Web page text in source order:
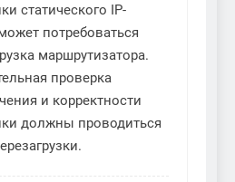
статического IP-
потребоваться
маршрутизатора.
проверка
и корректности
должны проводиться